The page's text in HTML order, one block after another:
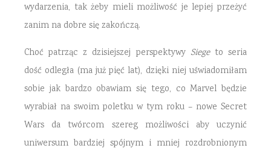
wydarzenia, tak żeby mieli możliwość je lepiej przeżyć
zanim na dobre się zakończą.
Choć patrząc z dzisiejszej perspektywy Siege to seria
dość odległa (ma już pięć lat), dzięki niej uświadomiłam
sobie jak bardzo obawiam się tego, co Marvel będzie
wyrabiał na swoim poletku w tym roku – nowe Secret
Wars da twórcom szereg możliwości aby uczynić
uniwersum bardziej spójnym i mniej rozdrobnionym